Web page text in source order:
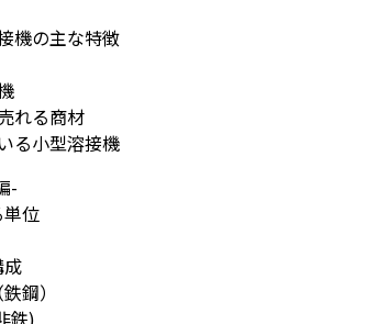
機の主な特徴
れる商材
る小型溶接機
-
位
鋼）